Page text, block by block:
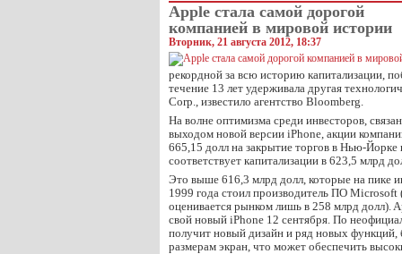
Apple стала самой дорогой
компанией в мировой истории
Вторник, 21 августа 2012, 18:37
рекордной за всю историю капитализации,
течение 13 лет удерживала другая
Corp., известило агентство Bloomberg.
На волне оптимизма среди инвесторов,
выходом новой версии iPhone, акции
665,15 долл на закрытие торгов в Нью-Йорке
соответствует капитализации в 623,5 млрд
Это выше 616,3 млрд долл, которые на пике
1999 года стоил производитель ПО Microsoft
оценивается рынком лишь в 258 млрд долл).
свой новый iPhone 12 сентября. По
получит новый дизайн и ряд новых функций,
размерам экран, что может обеспечить